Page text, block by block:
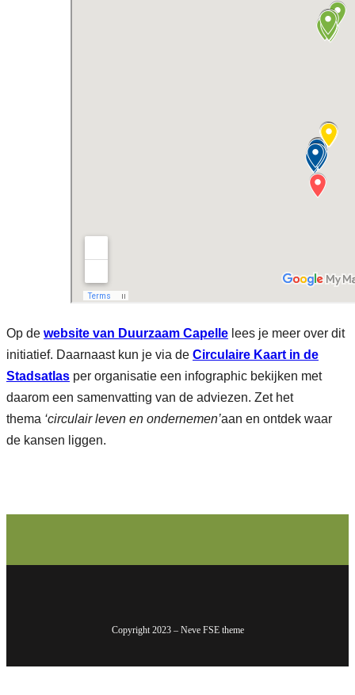
Op de website van Duurzaam Capelle lees je meer over dit
initiatief. Daarnaast kun je via de Circulaire Kaart in de
Stadsatlas per organisatie een infographic bekijken met
daarom een samenvatting van de adviezen. Zet het
thema ‘circulair leven en ondernemen’aan en ontdek waar
de kansen liggen.
Copyright 2023 – Neve FSE theme